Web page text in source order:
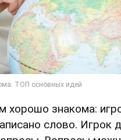
хорошо знакома:
слово. Игрок